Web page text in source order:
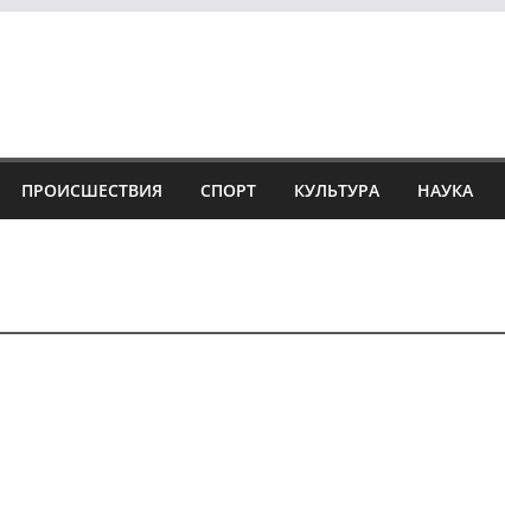
ПРОИСШЕСТВИЯ СПОРТ КУЛЬТУРА НАУКА